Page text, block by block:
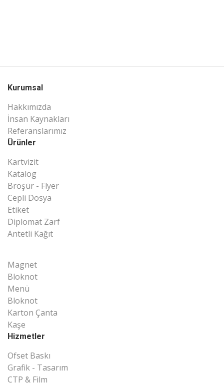
Kurumsal
Hakkımızda
İnsan Kaynakları
Referanslarımız
Ürünler
Kartvizit
Katalog
Broşür - Flyer
Cepli Dosya
Etiket
Diplomat Zarf
Antetli Kağıt
Magnet
Bloknot
Menü
Bloknot
Karton Çanta
Kaşe
Hizmetler
Ofset Baskı
Grafik - Tasarım
CTP & Film